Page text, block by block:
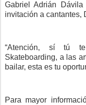
Gabriel Adrián
invitación a cantantes,
“Atención, sí tú
Skateboarding, a las
bailar, esta es tu
Para mayor